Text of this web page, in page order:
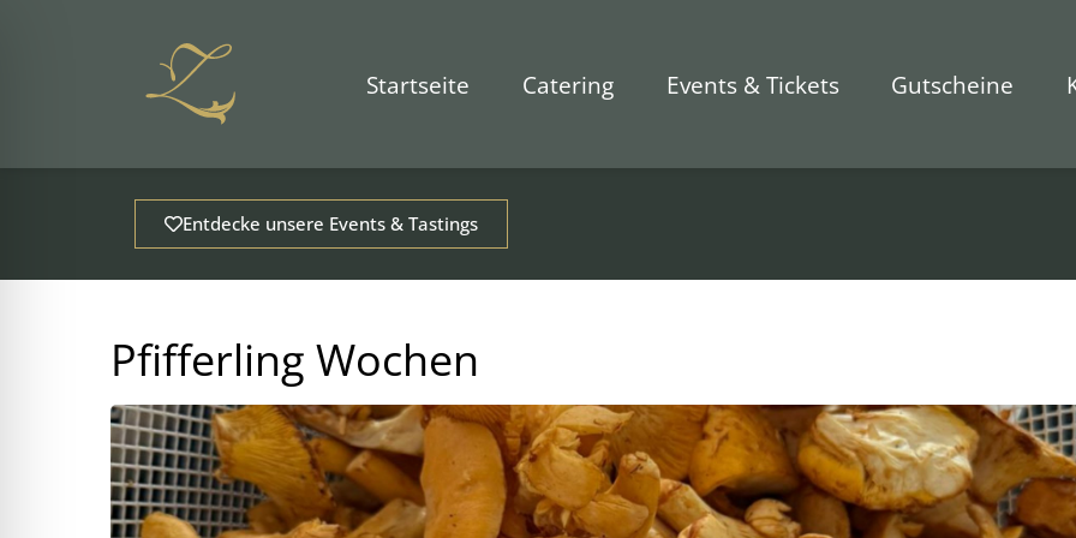
Startseite Catering Events & Tickets Gutscheine
Entdecke unsere Events & Tastings
Pfifferling Wochen